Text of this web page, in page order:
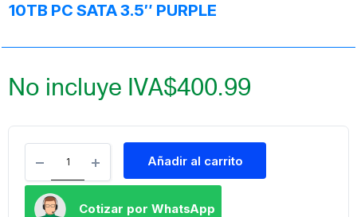
10TB PC SATA 3.5″ PURPLE
$400.99
No incluye IVA
Añadir al carrito
Cotizar por WhatsApp